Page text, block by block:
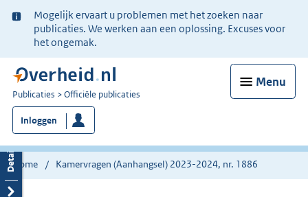
Ter
informatie:
Mogelijk ervaart u problemen met het zoeken naar
publicaties. We werken aan een oplossing. Excuses voor
het ongemak.
Menu
U
bent
nu
hier:
Publicaties Officiële publicaties
Inloggen
Home Kamervragen (Aanhangsel) 2023-2024, nr. 1886